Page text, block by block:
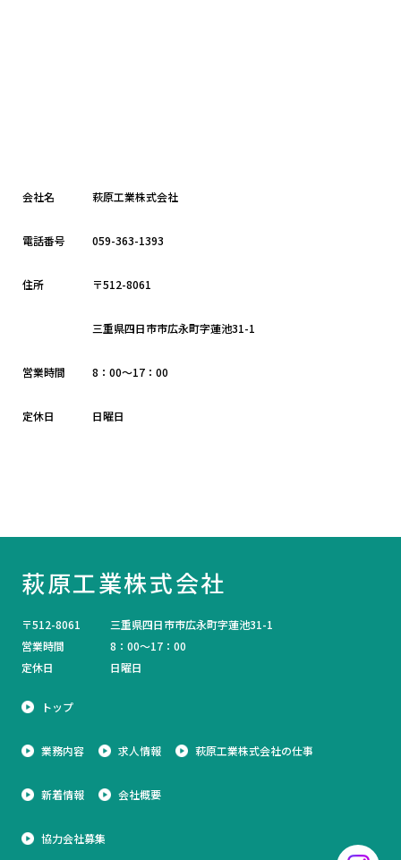
会社名 萩原工業株式会社
電話番号 059-363-1393
住所 〒512-8061
三重県四日市市広永町字蓮池31-1
営業時間 8：00～17：00
定休日 日曜日
萩原工業株式会社
〒512-8061
三重県四日市市広永町字蓮池31-1
営業時間
8：00～17：00
定休日
日曜日
トップ
業務内容 求人情報 萩原工業株式会社の仕事
新着情報 会社概要
協力会社募集